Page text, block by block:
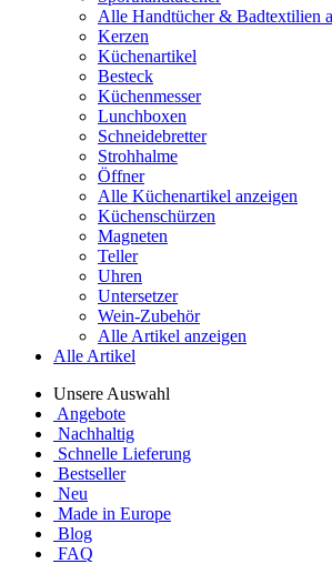
Alle Handtücher & Badtextilien
Kerzen
Küchenartikel
Besteck
Küchenmesser
Lunchboxen
Schneidebretter
Strohhalme
Öffner
Alle Küchenartikel anzeigen
Küchenschürzen
Magneten
Teller
Uhren
Untersetzer
Wein-Zubehör
Alle Artikel anzeigen
Alle Artikel
Unsere Auswahl
Angebote
Nachhaltig
Schnelle Lieferung
Bestseller
Neu
Made in Europe
Blog
FAQ